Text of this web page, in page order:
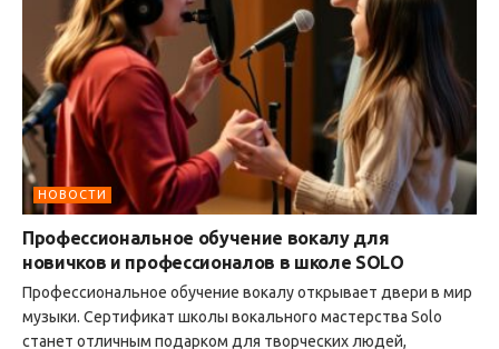
НОВОСТИ
Профессиональное обучение вокалу для
новичков и профессионалов в школе SOLO
Профессиональное обучение вокалу открывает двери в мир
музыки. Сертификат школы вокального мастерства Solo
станет отличным подарком для творческих людей,